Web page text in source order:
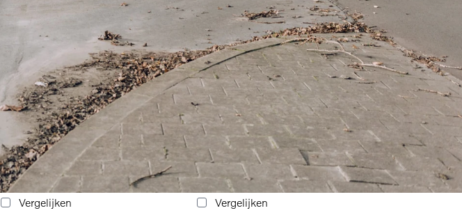
€ 44.900€ 34.440
10606736
incl. BTW
Volvo XC40 Core B3 Mild-hybride
(MHEV) Benzine
Benzine
Vergelijken
€ 45.890 € 35.430
97258
incl. BTW
Volvo XC40 Core B3 Mild-hybride
(MHEV) Benzine
Automaat Benzine
Vergelijken